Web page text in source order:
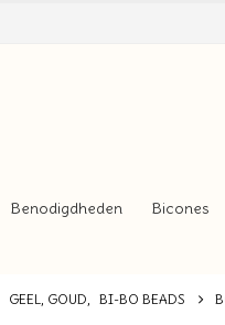
Benodigdheden Bicones
GEEL, GOUD, BI-BO BEADS